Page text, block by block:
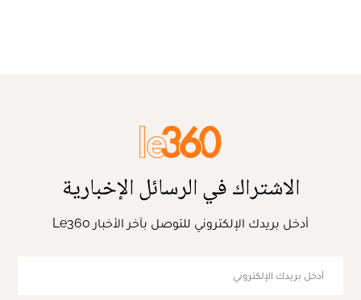
الاشتراك في الرسائل الإخبارية
أدخل بريدك الإلكتروني للتوصل بآخر الأخبار Le360